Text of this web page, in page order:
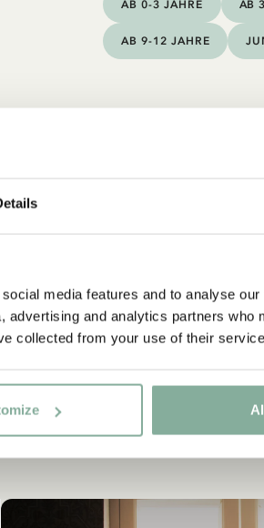
media features and to analyse
and analytics partners who
collected from your use of their
AB 0-3 JAHRE AB
AB 9-12 JAHRE